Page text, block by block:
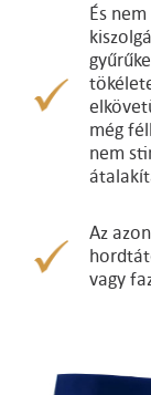
És
még
nem
Az
vagy